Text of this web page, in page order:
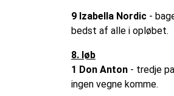
9 Izabella Nordic -
bedst af alle i opløbet.
8. løb
1 Don Anton - tredje
ingen vegne komme.